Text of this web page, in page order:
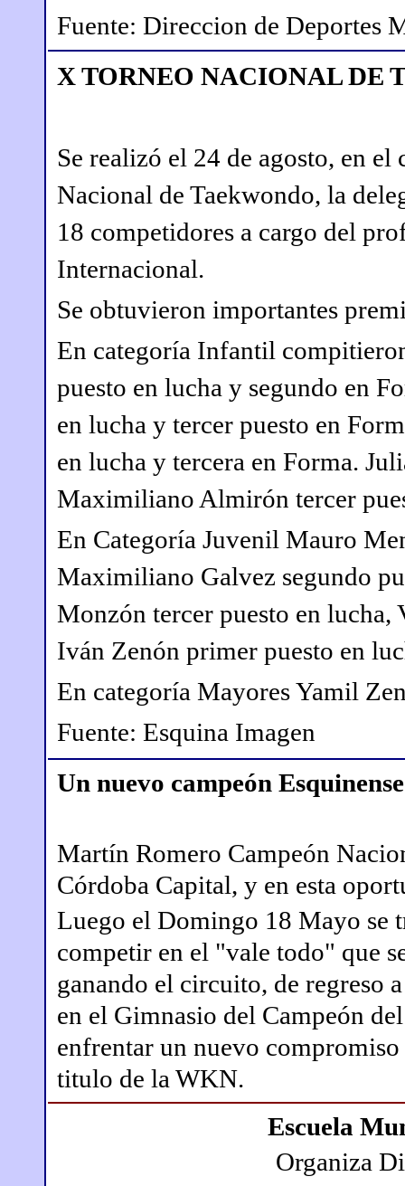
Fuente: Direccion de Deportes
X TORNEO NACIONAL DE
Se realizó el 24 de agosto, en
Nacional de Taekwondo, la
18 competidores a cargo del
Internacional.
Se obtuvieron importantes
En categoría Infantil
puesto en lucha y segundo en
en lucha y tercer puesto en
en lucha y tercera en Forma.
Maximiliano Almirón tercer
En Categoría Juvenil Mauro
Maximiliano Galvez segundo
Monzón tercer puesto en
Iván Zenón primer puesto en
En categoría Mayores Yamil
Fuente: Esquina Imagen
Un nuevo campeón Esquinense
Martín Romero Campeón
Córdoba Capital, y en esta
Luego el Domingo 18 Mayo se
competir en el "vale todo" que
ganando el circuito, de regreso
en el Gimnasio del Campeón
enfrentar un nuevo
titulo de la WKN.
Escuela
Organiza